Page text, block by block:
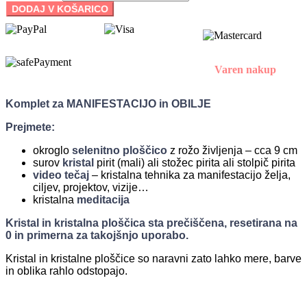
DODAJ V KOŠARICO
Varen nakup
Komplet za MANIFESTACIJO in OBILJE
Prejmete:
okroglo selenitno ploščico z rožo življenja – cca 9 cm
surov kristal pirit (mali) ali stožec pirita ali stolpič pirita
video tečaj – kristalna tehnika za manifestacijo želja,
ciljev, projektov, vizije…
kristalna meditacija
Kristal in kristalna ploščica sta prečiščena, resetirana na
0 in primerna za takojšnjo uporabo.
Kristal in kristalne ploščice so naravni zato lahko mere, barve
in oblika rahlo odstopajo.